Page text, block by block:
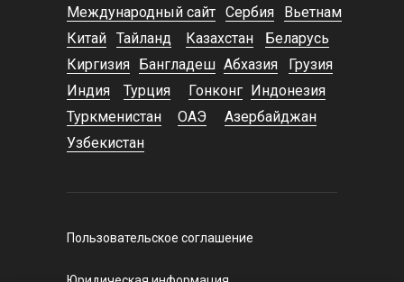
Сербия
Вьетнам
Китай
Казахстан
Беларусь
Киргизия Бангладеш Абхазия Грузия
Международный сайт
Индия Гонконг Индонезия
Туркменистан
Турция
Узбекистан
ОАЭ Азербайджан
Тайланд
Пользовательское соглашение